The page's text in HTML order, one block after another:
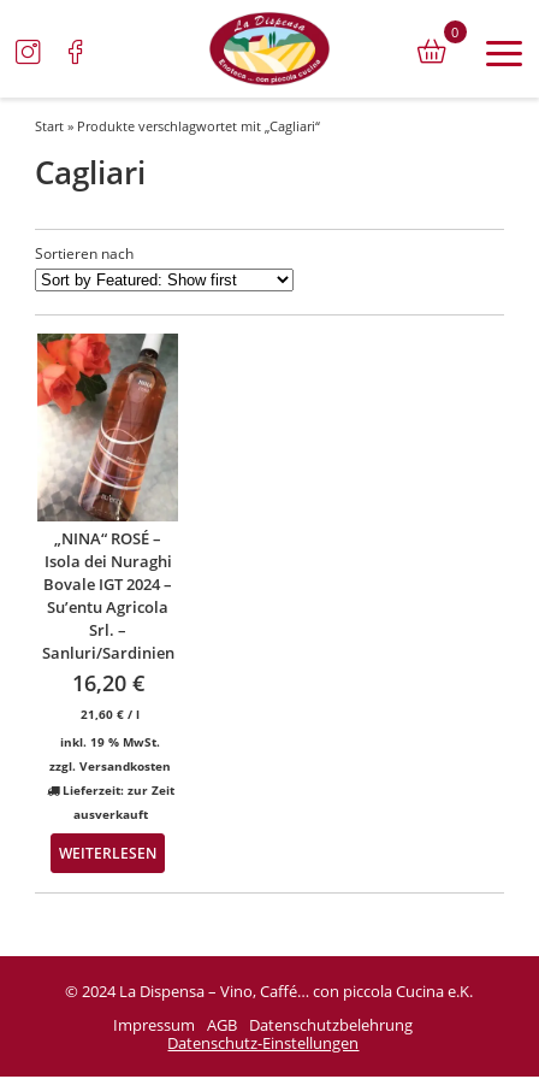
0
Start » Produkte verschlagwortet mit „Cagliari“
Cagliari
Sortieren nach
„NINA“ ROSÉ –
Isola dei Nuraghi
Bovale IGT 2024 –
Su’entu Agricola
Srl. –
Sanluri/Sardinien
16,20 €
21,60€ /l
inkl. 19 % MwSt.
zzgl.Versandkosten
Lieferzeit: zur Zeit
ausverkauft
WEITERLESEN
© 2024 La Dispensa – Vino, Caffé… con piccola Cucina e.K.
Impressum
AGB
Datenschutzbelehrung
Datenschutz-Einstellungen